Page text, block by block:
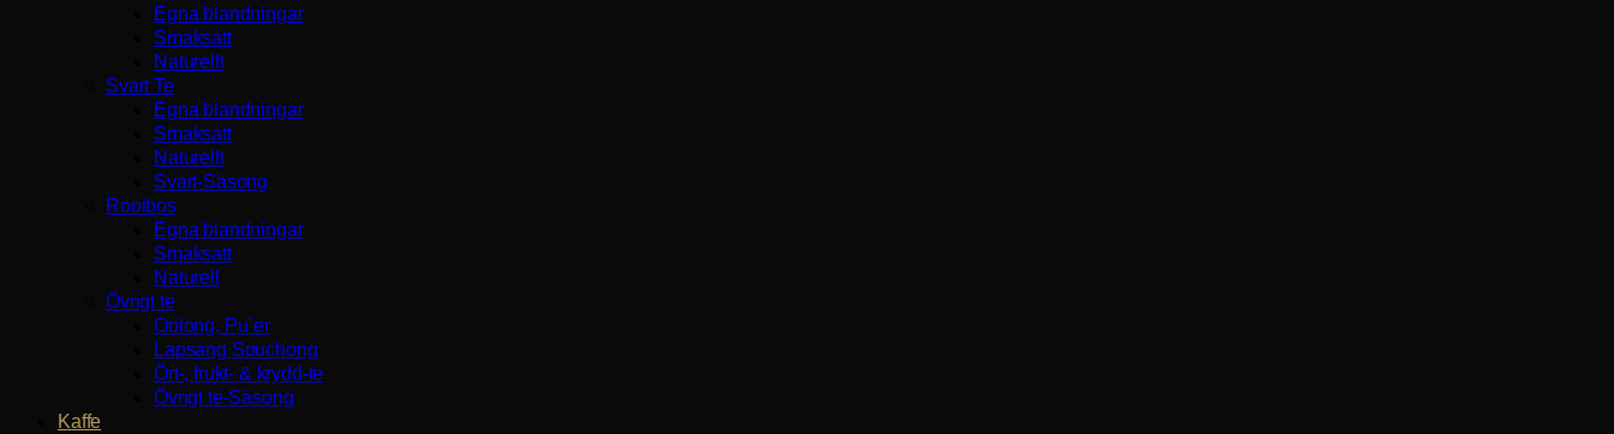
Egna blandningar
Smaksatt
Naturellt
Svart Te
Egna blandningar
Smaksatt
Naturellt
Svart-Säsong
Rooibos
Egna blandningar
Smaksatt
Naturell
Övrigt te
Oolong, Pu`er
Lapsang Souchong
Ört-, frukt- & krydd-te
Övrigt te-Säsong
Kaffe